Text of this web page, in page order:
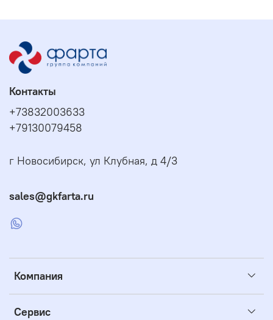
Компания
Сервис
Контакты
+73832003633
+79130079458
г Новосибирск, ул Клубная, д 4/3
sales@gkfarta.ru